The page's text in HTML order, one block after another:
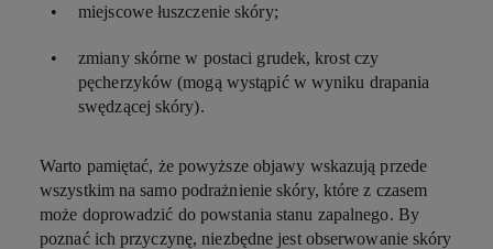
miejscowe łuszczenie skóry;
zmiany skórne w postaci grudek, krost czy
pęcherzyków (mogą wystąpić w wyniku drapania
swędzącej skóry).
Warto pamiętać, że powyższe objawy wskazują przede
wszystkim na samo podrażnienie skóry, które z czasem
może doprowadzić do powstania stanu zapalnego. By
poznać ich przyczynę, niezbędne jest obserwowanie skóry